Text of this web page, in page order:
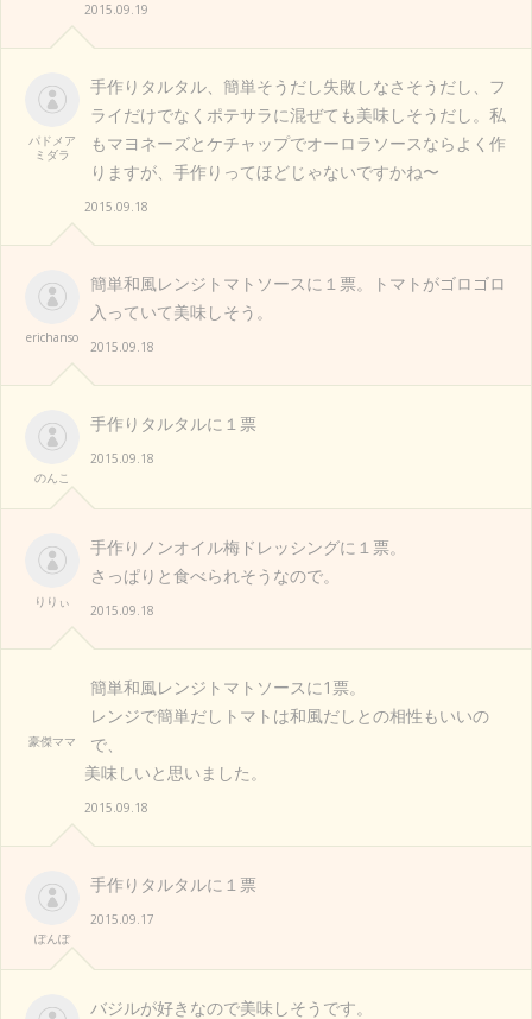
2015.09.19
パドメア
ミダラ
手作りタルタル、簡単そうだし失敗しなさそうだし、フ
ライだけでなくポテサラに混ぜても美味しそうだし。私
もマヨネーズとケチャップでオーロラソースならよく作
りますが、手作りってほどじゃないですかね〜
2015.09.18
erichanso
簡単和風レンジトマトソースに１票。トマトがゴロゴロ
入っていて美味しそう。
2015.09.18
のんこ
手作りタルタルに１票
2015.09.18
りりぃ
手作りノンオイル梅ドレッシングに１票。
さっぱりと食べられそうなので。
2015.09.18
豪傑ママ
簡単和風レンジトマトソースに1票。
レンジで簡単だしトマトは和風だしとの相性もいいの
で、
美味しいと思いました。
2015.09.18
ぽんぽ
手作りタルタルに１票
2015.09.17
バジルが好きなので美味しそうです。